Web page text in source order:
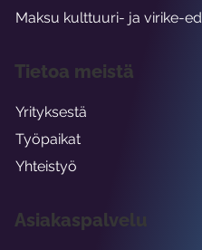
Asiakaspalvelu
Maksu kulttuuri- ja virike-
Tietoa meistä
Yrityksestä
Työpaikat
Yhteistyö